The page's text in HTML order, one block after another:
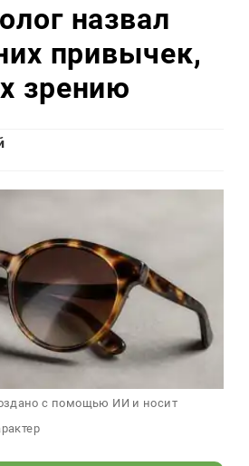
назвал
привычек,
зрению
с помощью ИИ и носит